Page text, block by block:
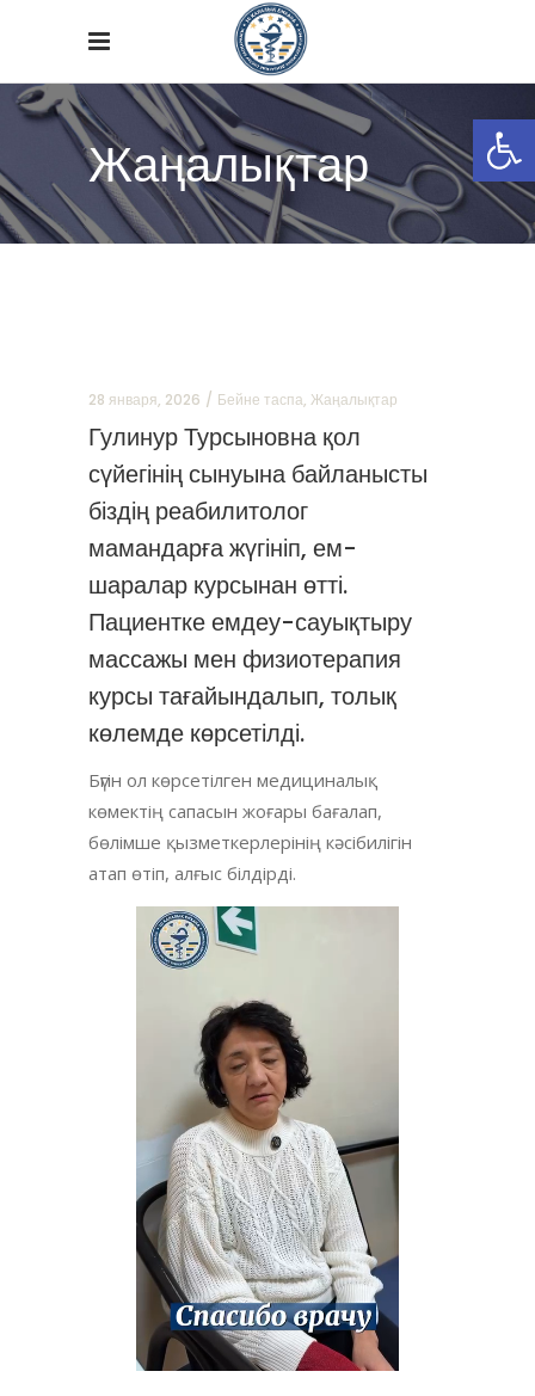
Жаңалықтар
28 января, 2026 Бейне таспа, Жаңалықтар
Гулинур Турсыновна қол
сүйегінің сынуына байланысты
біздің реабилитолог
мамандарға жүгініп, ем-
шаралар курсынан өтті.
Пациентке емдеу-сауықтыру
массажы мен физиотерапия
курсы тағайындалып, толық
көлемде көрсетілді.
Бүгін ол көрсетілген медициналық
көмектің сапасын жоғары бағалап,
бөлімше қызметкерлерінің кәсібилігін
атап өтіп, алғыс білдірді.